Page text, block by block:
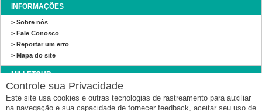
INFORMAÇÕES
> Sobre nós
> Fale Conosco
> Reportar um erro
> Mapa do site
MILLETOUR
Milletour
RUA TRONCA, 2656 - SALA 17 - CENTRO - CAXIAS DO SUL - RIO GRANDE DO
SUL
Controle sua Privacidade
Este site usa cookies e outras tecnologias de rastreamento para auxiliar
na navegação e sua capacidade de fornecer feedback, aceitar seu uso de